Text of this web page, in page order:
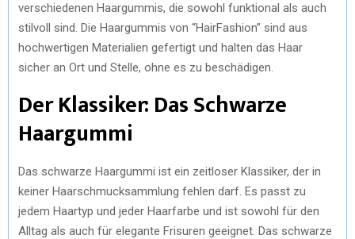
verschiedenen Haargummis, die sowohl funktional als auch
stilvoll sind. Die Haargummis von “HairFashion” sind aus
hochwertigen Materialien gefertigt und halten das Haar
sicher an Ort und Stelle, ohne es zu beschädigen.
Der Klassiker: Das Schwarze
Haargummi
Das schwarze Haargummi ist ein zeitloser Klassiker, der in
keiner Haarschmucksammlung fehlen darf. Es passt zu
jedem Haartyp und jeder Haarfarbe und ist sowohl für den
Alltag als auch für elegante Frisuren geeignet. Das schwarze